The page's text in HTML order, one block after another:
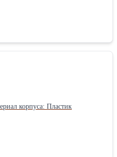
корпуса: Пластик